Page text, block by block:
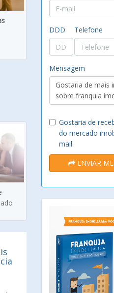
DDD Telefone
Mensagem
Gostaria de
do mercado
mail
ENVIAR